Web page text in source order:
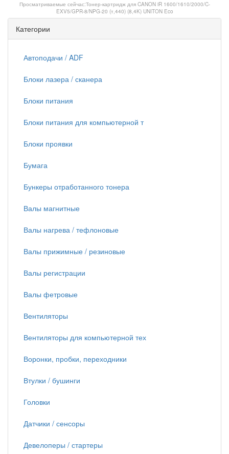
Просматриваемые сейчас:Тонер-картридж для CANON iR 1600/1610/2000/C-
EXV5/GPR-8/NPG-20 (т,440) (8,4K) UNITON Eco
Категории
Автоподачи / ADF
Блоки лазера / сканера
Блоки питания
Блоки питания для компьютерной т
Блоки проявки
Бумага
Бункеры отработанного тонера
Валы магнитные
Валы нагрева / тефлоновые
Валы прижимные / резиновые
Валы регистрации
Валы фетровые
Вентиляторы
Вентиляторы для компьютерной тех
Воронки, пробки, переходники
Втулки / бушинги
Головки
Датчики / сенсоры
Девелоперы / стартеры